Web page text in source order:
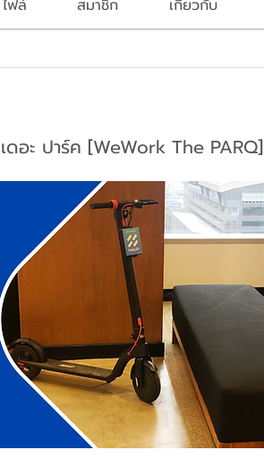
ไฟล์ สมาชิก เกี่ยวกับ
ดอะ ปาร์ค [WeWork The PARQ]